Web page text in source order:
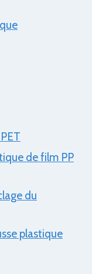
de film PP
du
plastique